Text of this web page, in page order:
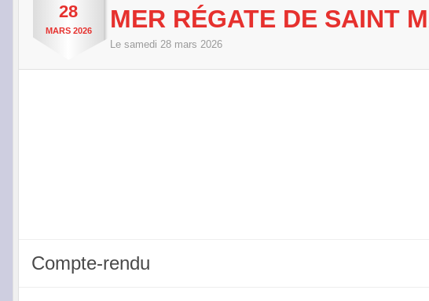
28
MARS 2026 MER RÉGATE DE SAINT
Le samedi 28 mars 2026
Compte-rendu